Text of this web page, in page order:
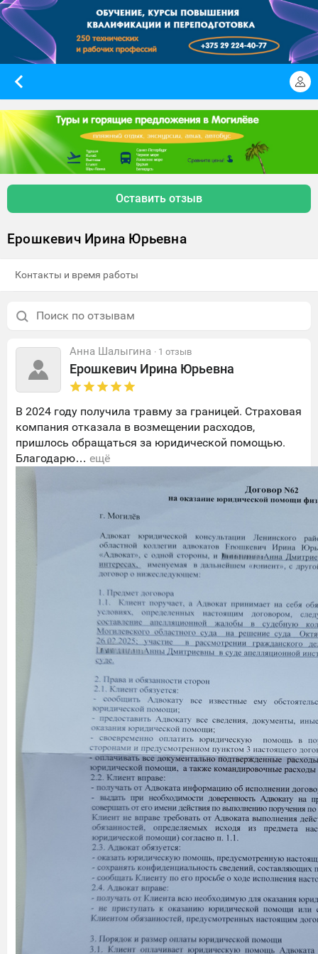
Оставить отзыв
Ерошкевич Ирина Юрьевна
Контакты и время работы
Анна Шалыгина · 1 отзыв
Ерошкевич Ирина Юрьевна
В 2024 году получила травму за границей. Страховая
компания отказала в возмещении расходов,
пришлось обращаться за юридической помощью.
Благодарю… ещё